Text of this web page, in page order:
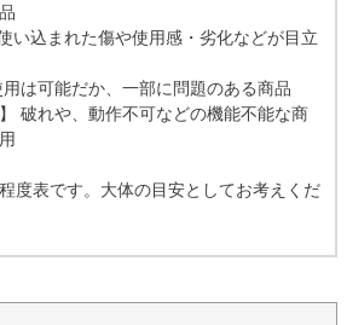
い込まれた傷や使用感・劣化などが目立
用は可能だか、一部に問題のある商品
】 破れや、動作不可などの機能不能な商
度表です。大体の目安としてお考えくだ